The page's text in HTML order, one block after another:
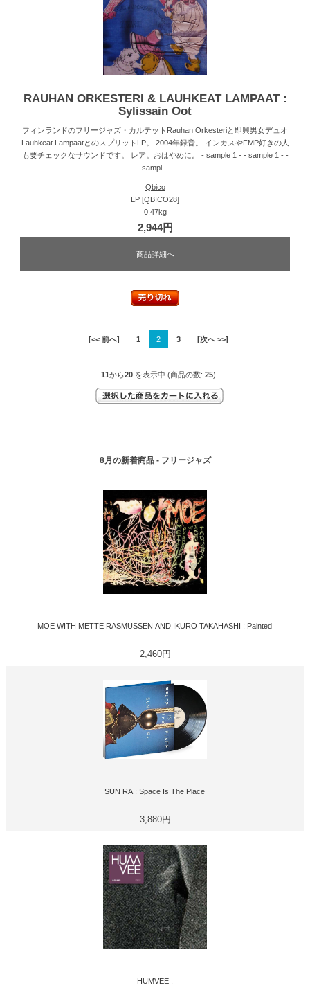
RAUHAN ORKESTERI & LAUHKEAT LAMPAAT :
Sylissain Oot
フィンランドのフリージャズ・カルテットRauhan Orkesteriと即興男女デュオ
Lauhkeat LampaatとのスプリットLP。 2004年録音。 インカスやFMP好きの人
も要チェックなサウンドです。 レア。おはやめに。 - sample 1 - - sample 1 - -
sampl...
Qbico
LP [QBICO28]
0.47kg
2,944円
商品詳細へ
[<< 前へ] 1 2 3 [次へ >>]
11 から20 を表示中 (商品の数: 25)
8月の新着商品 - フリージャズ
MOE WITH METTE RASMUSSEN AND IKURO TAKAHASHI : Painted
2,460円
SUN RA : Space Is The Place
3,880円
HUMVEE :